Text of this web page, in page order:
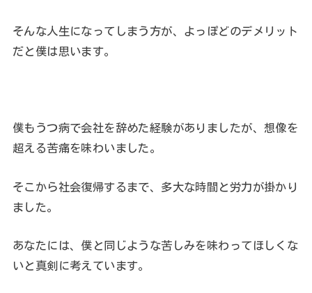
そんな人生になってしまう方が、よっぽどのデメリット
だと僕は思います。
僕もうつ病で会社を辞めた経験がありましたが、想像を
超える苦痛を味わいました。
そこから社会復帰するまで、多大な時間と労力が掛かり
ました。
あなたには、僕と同じような苦しみを味わってほしくな
いと真剣に考えています。